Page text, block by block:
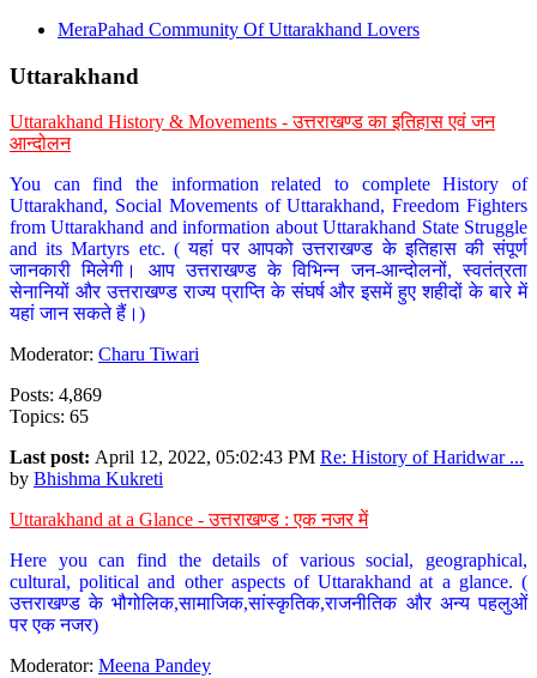
MeraPahad Community Of Uttarakhand Lovers
Uttarakhand
Uttarakhand History & Movements - उत्तराखण्ड का इतिहास एवं जन
आन्दोलन
You can find the information related to complete History of
Uttarakhand, Social Movements of Uttarakhand, Freedom Fighters
from Uttarakhand and information about Uttarakhand State Struggle
and its Martyrs etc. ( यहां पर आपको उत्तराखण्ड के इतिहास की संपूर्ण
जानकारी मिलेगी। आप उत्तराखण्ड के विभिन्न जन-आन्दोलनों, स्वतंत्रता
सेनानियों और उत्तराखण्ड राज्य प्राप्ति के संघर्ष और इसमें हुए शहीदों के बारे में
यहां जान सकते हैं।)
Moderator: Charu Tiwari
Posts: 4,869
Topics: 65
Last post: April 12, 2022, 05:02:43 PM Re: History of Haridwar ...
by Bhishma Kukreti
Uttarakhand at a Glance - उत्तराखण्ड : एक नजर में
Here you can find the details of various social, geographical,
cultural, political and other aspects of Uttarakhand at a glance. (
उत्तराखण्ड के भौगोलिक,सामाजिक,सांस्कृतिक,राजनीतिक और अन्य पहलुओं
पर एक नजर)
Moderator: Meena Pandey